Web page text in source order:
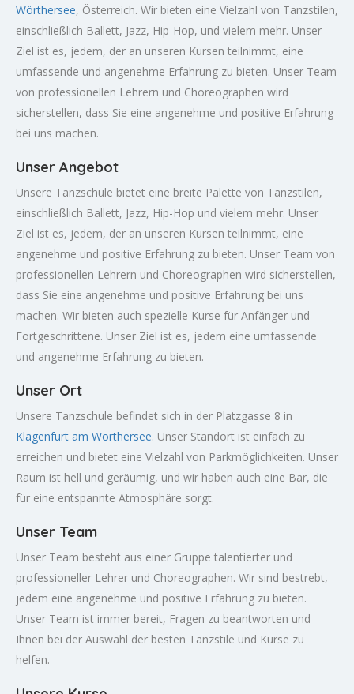
Wörthersee, Österreich. Wir bieten eine Vielzahl von Tanzstilen,
einschließlich Ballett, Jazz, Hip-Hop, und vielem mehr. Unser
Ziel ist es, jedem, der an unseren Kursen teilnimmt, eine
umfassende und angenehme Erfahrung zu bieten. Unser Team
von professionellen Lehrern und Choreographen wird
sicherstellen, dass Sie eine angenehme und positive Erfahrung
bei uns machen.
Unser Angebot
Unsere Tanzschule bietet eine breite Palette von Tanzstilen,
einschließlich Ballett, Jazz, Hip-Hop und vielem mehr. Unser
Ziel ist es, jedem, der an unseren Kursen teilnimmt, eine
angenehme und positive Erfahrung zu bieten. Unser Team von
professionellen Lehrern und Choreographen wird sicherstellen,
dass Sie eine angenehme und positive Erfahrung bei uns
machen. Wir bieten auch spezielle Kurse für Anfänger und
Fortgeschrittene. Unser Ziel ist es, jedem eine umfassende
und angenehme Erfahrung zu bieten.
Unser Ort
Unsere Tanzschule befindet sich in der Platzgasse 8 in
Klagenfurt am Wörthersee. Unser Standort ist einfach zu
erreichen und bietet eine Vielzahl von Parkmöglichkeiten. Unser
Raum ist hell und geräumig, und wir haben auch eine Bar, die
für eine entspannte Atmosphäre sorgt.
Unser Team
Unser Team besteht aus einer Gruppe talentierter und
professioneller Lehrer und Choreographen. Wir sind bestrebt,
jedem eine angenehme und positive Erfahrung zu bieten.
Unser Team ist immer bereit, Fragen zu beantworten und
Ihnen bei der Auswahl der besten Tanzstile und Kurse zu
helfen.